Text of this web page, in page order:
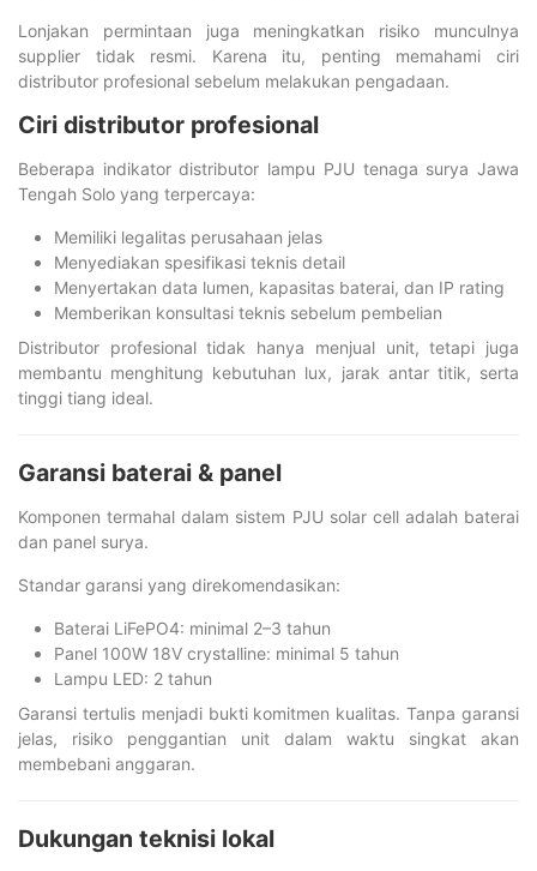
Lonjakan permintaan juga meningkatkan risiko munculnya
supplier tidak resmi. Karena itu, penting memahami ciri
distributor profesional sebelum melakukan pengadaan.
Ciri distributor profesional
Beberapa indikator distributor lampu PJU tenaga surya Jawa
Tengah Solo yang terpercaya:
Memiliki legalitas perusahaan jelas
Menyediakan spesifikasi teknis detail
Menyertakan data lumen, kapasitas baterai, dan IP rating
Memberikan konsultasi teknis sebelum pembelian
Distributor profesional tidak hanya menjual unit, tetapi juga
membantu menghitung kebutuhan lux, jarak antar titik, serta
tinggi tiang ideal.
Garansi baterai & panel
Komponen termahal dalam sistem PJU solar cell adalah baterai
dan panel surya.
Standar garansi yang direkomendasikan:
Baterai LiFePO4: minimal 2–3 tahun
Panel 100W 18V crystalline: minimal 5 tahun
Lampu LED: 2 tahun
Garansi tertulis menjadi bukti komitmen kualitas. Tanpa garansi
jelas, risiko penggantian unit dalam waktu singkat akan
membebani anggaran.
Dukungan teknisi lokal